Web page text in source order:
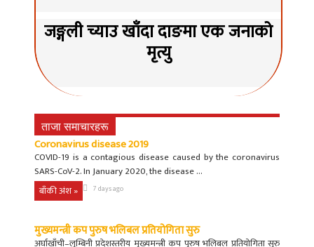
जङ्गली च्याउ खाँदा दाङमा एक जनाको
मृत्यु
ताजा समाचारहरू
Coronavirus disease 2019
COVID-19 is a contagious disease caused by the coronavirus
SARS-CoV-2. In January 2020, the disease ...
बाँकी अंश »
7 days ago
मुख्यमन्त्री कप पुरुष भलिबल प्रतियोगिता सुरु
अर्घाखाँची–लुम्बिनी प्रदेशस्तरीय मुख्यमन्त्री कप पुरुष भलिबल प्रतियोगिता सुरु